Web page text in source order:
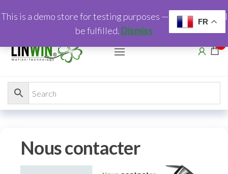
Nous contacter
FR
This is a demo store for testing purposes — no orders shall
be fulfilled. Dismiss